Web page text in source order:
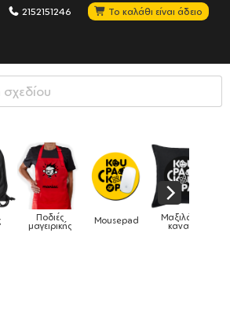
2152151246 Το καλάθι είναι άδειο
Μαξιλάρια
καναπέ Phone Holders Ρολόγια